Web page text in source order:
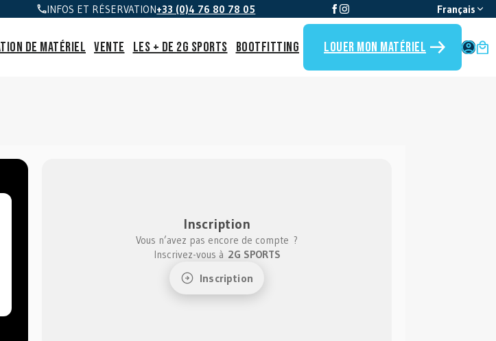
INFOS ET RÉSERVATION+33 (0)4 76 80 78 05 Français
de matériel Vente Les + de 2G Sports Bootfitting Louer mon matériel
Inscription
Vous n’avez pas encore de compte ?
Inscrivez-vous à 2G SPORTS
Inscription